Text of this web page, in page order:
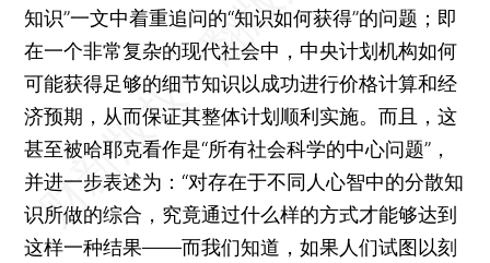
知识”一文中着重追问的“知识如何获得”的问题；即
在一个非常复杂的现代社会中，中央计划机构如何
可能获得足够的细节知识以成功进行价格计算和经
济预期，从而保证其整体计划顺利实施。而且，这
甚至被哈耶克看作是“所有社会科学的中心问题”，
并进一步表述为：“对存在于不同人心智中的分散知
识所做的综合，究竟通过什么样的方式才能够达到
这样一种结果——而我们知道，如果人们试图以刻